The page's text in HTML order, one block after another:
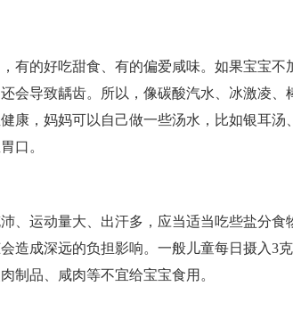
的好吃甜食、有的偏爱咸味。如果宝宝不
会导致龋齿。所以，像碳酸汽水、冰激凌
康，妈妈可以自己做一些汤水，比如银耳汤
口。
运动量大、出汗多，应当适当吃些盐分食
造成深远的负担影响。一般儿童每日摄入3
制品、咸肉等不宜给宝宝食用。